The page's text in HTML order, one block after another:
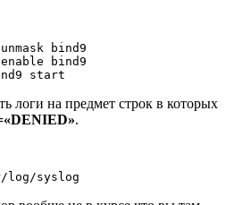
bind9
bind9
start
логи на предмет строк в которых
.
syslog